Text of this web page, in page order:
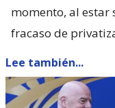
momento, al estar
fracaso de
Lee también...